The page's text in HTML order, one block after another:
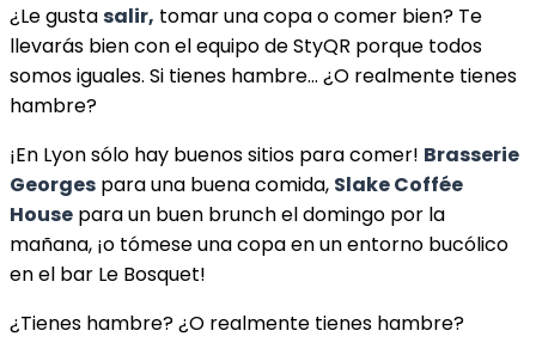
¿Le gustasalir, tomar una copa o comer bien? Te
llevarás bien con el equipo de StyQR porque todos
somos iguales. Si tienes hambre… ¿O realmente tienes
hambre?
¡En Lyon sólo hay buenos sitios para comer! Brasserie
Georges para una buena comida, Slake Coffée
House para un buen brunch el domingo por la
mañana, ¡o tómese una copa en un entorno bucólico
en el bar Le Bosquet!
¿Tienes hambre? ¿O realmente tienes hambre?